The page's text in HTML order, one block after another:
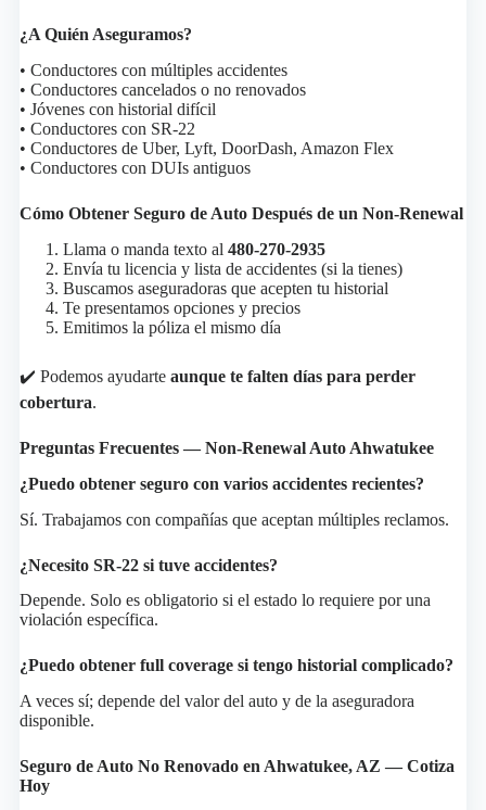
¿A Quién Aseguramos?
• Conductores con múltiples accidentes
• Conductores cancelados o no renovados
• Jóvenes con historial difícil
• Conductores con SR-22
• Conductores de Uber, Lyft, DoorDash, Amazon Flex
• Conductores con DUIs antiguos
Cómo Obtener Seguro de Auto Después de un Non-Renewal
Llama o manda texto al 480-270-2935
Envía tu licencia y lista de accidentes (si la tienes)
Buscamos aseguradoras que acepten tu historial
Te presentamos opciones y precios
Emitimos la póliza el mismo día
✔️ Podemos ayudarte aunque te falten días para perder
cobertura.
Preguntas Frecuentes — Non-Renewal Auto Ahwatukee
¿Puedo obtener seguro con varios accidentes recientes?
Sí. Trabajamos con compañías que aceptan múltiples reclamos.
¿Necesito SR-22 si tuve accidentes?
Depende. Solo es obligatorio si el estado lo requiere por una
violación específica.
¿Puedo obtener full coverage si tengo historial complicado?
A veces sí; depende del valor del auto y de la aseguradora
disponible.
Seguro de Auto No Renovado en Ahwatukee, AZ — Cotiza
Hoy